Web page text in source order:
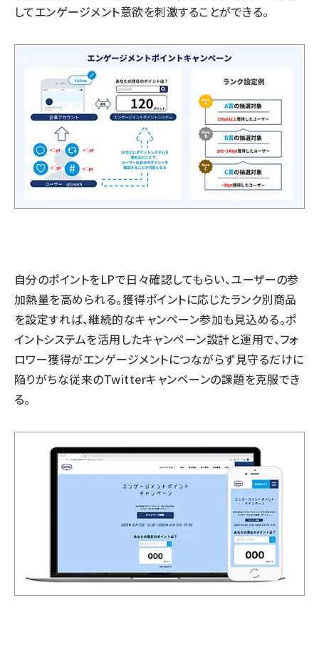
してエンゲージメント意欲を刺激することができる。
自分のポイントをLPで日々確認してもらい、ユーザーの参
加熱量を高められる。獲得ポイントに応じたランク別商品
を設定すれば、継続的なキャンペーン参加も見込める。ポ
イントシステムを活用したキャンペーン設計と運用で、フォ
ロワー獲得がエンゲージメントにつながらず見守るだけに
陥りがちな従来のTwitterキャンペーンの課題を克服でき
る。